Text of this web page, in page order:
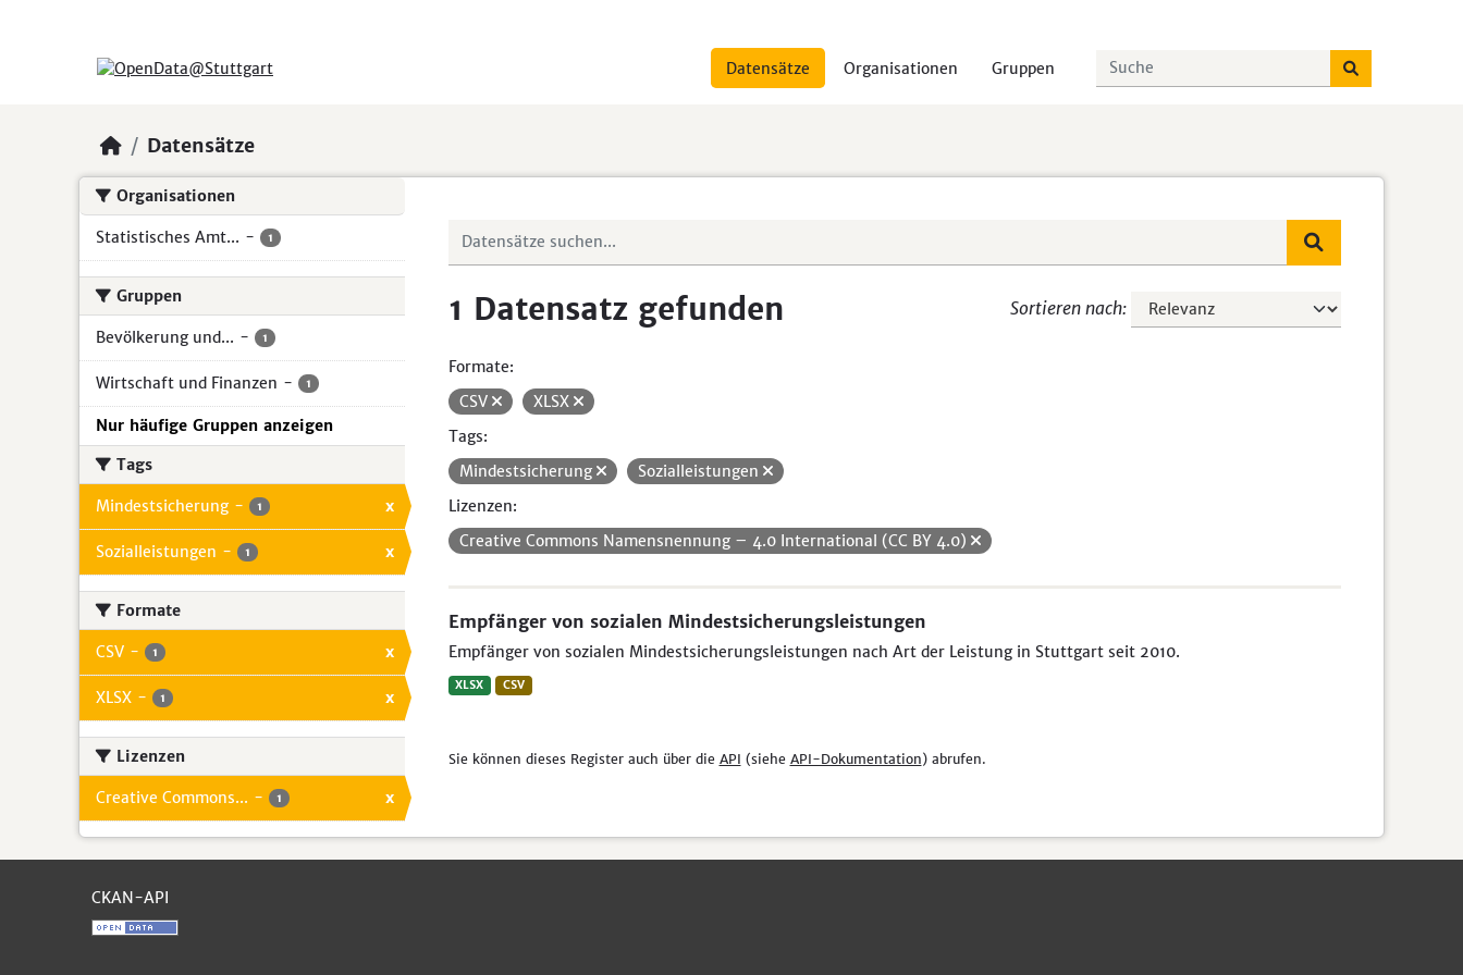
Datensätze Organisationen Gruppen
Datensätze
Organisationen
Statistisches Amt... - 1
Gruppen
Bevölkerung und... - 1
Wirtschaft und Finanzen - 1
Nur häufige Gruppen anzeigen
Tags
Mindestsicherung - 1 x
Sozialleistungen - 1 x
Formate
CSV - 1 x
XLSX - 1 x
Lizenzen
Creative Commons... - 1 x
Sortieren nach
1 Datensatz gefunden
Formate:
CSV
XLSX
Tags:
Mindestsicherung
Sozialleistungen
Lizenzen:
Creative Commons Namensnennung – 4.0 International (CC BY 4.0)
Empfänger von sozialen Mindestsicherungsleistungen
Empfänger von sozialen Mindestsicherungsleistungen nach Art der Leistung in Stuttgart seit 2010.
XLSX CSV
Sie können dieses Register auch über die API (siehe API-Dokumentation) abrufen.
CKAN-API